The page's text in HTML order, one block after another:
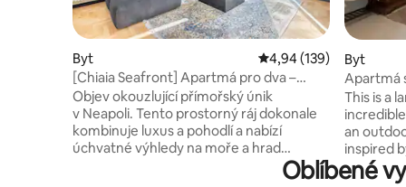
Byt Průměrné hodnocení
4,94 (139)
[Chiaia Seafront] Apartmá pro dva –
luxusní design
Objev okouzlující přímořský únik
v Neapoli. Tento prostorný ráj dokonale
kombinuje luxus a pohodlí a nabízí
úchvatné výhledy na moře a hrad
kulturu Neapole, vychutnej si místní
Byt
Apartmá
a terasou
This is a
an
inspired
former
centrální
Oblíbené